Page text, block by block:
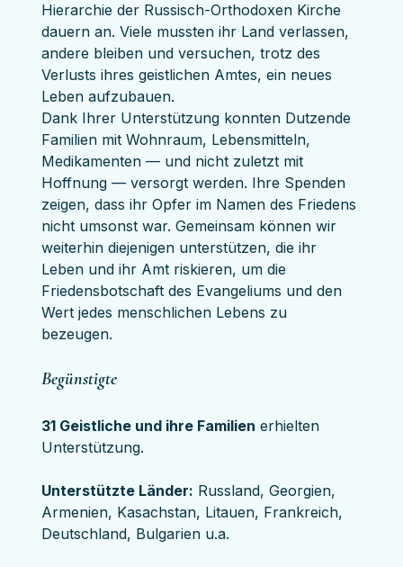
Hierarchie der Russisch-Orthodoxen Kirche
dauern an. Viele mussten ihr Land verlassen,
andere bleiben und versuchen, trotz des
Verlusts ihres geistlichen Amtes, ein neues
Leben aufzubauen.
Dank Ihrer Unterstützung konnten Dutzende
Familien mit Wohnraum, Lebensmitteln,
Medikamenten — und nicht zuletzt mit
Hoffnung — versorgt werden. Ihre Spenden
zeigen, dass ihr Opfer im Namen des Friedens
nicht umsonst war. Gemeinsam können wir
weiterhin diejenigen unterstützen, die ihr
Leben und ihr Amt riskieren, um die
Friedensbotschaft des Evangeliums und den
Wert jedes menschlichen Lebens zu
bezeugen.
Begünstigte
31 Geistliche und ihre Familien erhielten
Unterstützung.
Unterstützte Länder: Russland, Georgien,
Armenien, Kasachstan, Litauen, Frankreich,
Deutschland, Bulgarien u.a.